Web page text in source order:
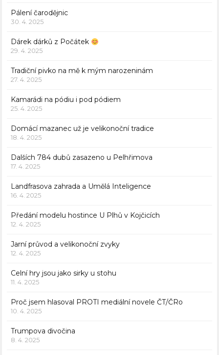
Pálení čarodějnic
30. 4. 2025
Dárek dárků z Počátek
29. 4. 2025
Tradiční pivko na mě k mým narozeninám
27. 4. 2025
Kamarádi na pódiu i pod pódiem
25. 4. 2025
Domácí mazanec už je velikonoční tradice
18. 4. 2025
Dalších 784 dubů zasazeno u Pelhřimova
17. 4. 2025
Landfrasova zahrada a Umělá Inteligence
16. 4. 2025
Předání modelu hostince U Plhů v Kojčicích
12. 4. 2025
Jarní průvod a velikonoční zvyky
12. 4. 2025
Celní hry jsou jako sirky u stohu
11. 4. 2025
Proč jsem hlasoval PROTI mediální novele ČT/ČRo
10. 4. 2025
Trumpova divočina
8. 4. 2025